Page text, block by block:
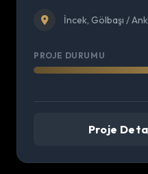
İncek, Gölbaşı /
PROJE DURUMU
Proje